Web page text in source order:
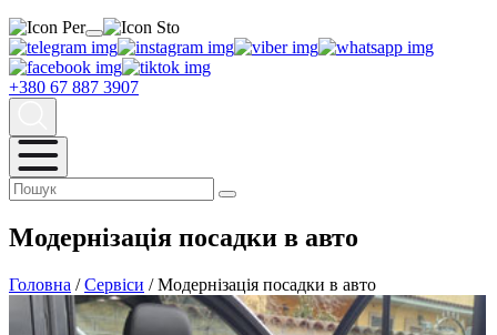
+380 67 887 3907
Модернізація посадки в авто
Головна /Сервіси /Модернізація посадки в авто